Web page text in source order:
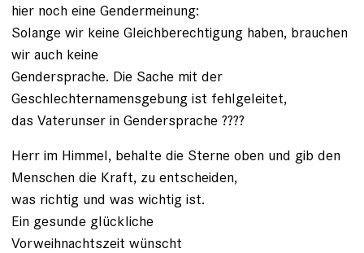
hier noch eine Gendermeinung:
Solange wir keine Gleichberechtigung haben, brauchen
wir auch keine
Gendersprache. Die Sache mit der
Geschlechternamensgebung ist fehlgeleitet,
das Vaterunser in Gendersprache ????
Herr im Himmel, behalte die Sterne oben und gib den
Menschen die Kraft, zu entscheiden,
was richtig und was wichtig ist.
Ein gesunde glückliche
Vorweihnachtszeit wünscht